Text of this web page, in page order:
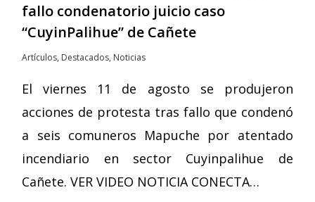
fallo condenatorio juicio caso
“CuyinPalihue” de Cañete
Artículos, Destacados, Noticias
El viernes 11 de agosto se produjeron
acciones de protesta tras fallo que condenó
a seis comuneros Mapuche por atentado
incendiario en sector Cuyinpalihue de
Cañete. VER VIDEO NOTICIA CONECTA…